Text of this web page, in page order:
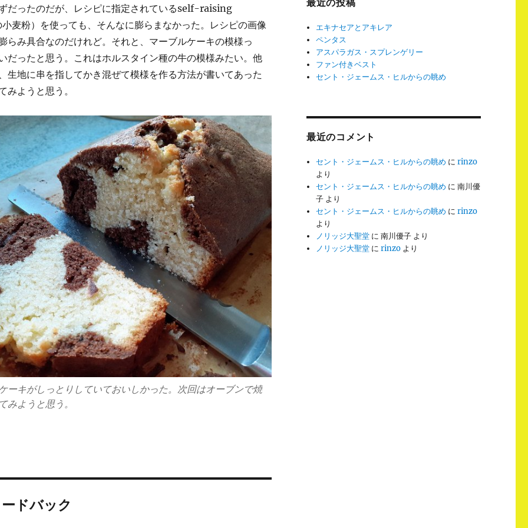
だったのだが、レシピに指定されているself-raising
麦粉）を使っても、そんなに膨らまなかった。レシピの画像
らみ具合なのだけれど。それと、マーブルケーキの模様っ
だったと思う。これはホルスタイン種の牛の模様みたい。他
生地に串を指してかき混ぜて模様を作る方法が書いてあった
みようと思う。
ーキがしっとりしていておいしかった。次回はオーブンで焼
みようと思う。
ドバック
最近の投稿
エキナセアとアキレア
ペンタス
アスパラガス・スプレンゲリー
ファン付きベスト
セント・ジェームス・ヒルからの眺め
最近のコメント
セント・ジェームス・ヒルからの眺め にrinzo
より
セント・ジェームス・ヒルからの眺め に南川優
子 より
セント・ジェームス・ヒルからの眺め にrinzo
より
ノリッジ大聖堂 に南川優子 より
ノリッジ大聖堂 にrinzo より